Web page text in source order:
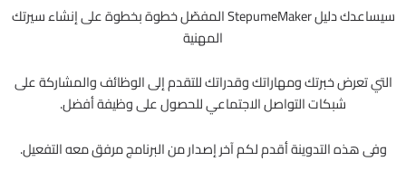
سيساعدك دليل StepumeMaker المفصّل خطوة بخطوة على إنشاء سيرتك
المهنية
التي تعرض خبرتك ومهاراتك وقدراتك للتقدم إلى الوظائف والمشاركة على
شبكات التواصل الاجتماعي للحصول على وظيفة أفضل.
وفى هذه التدوينة أقدم لكم آخر إصدار من البرنامج مرفق معه التفعيل.